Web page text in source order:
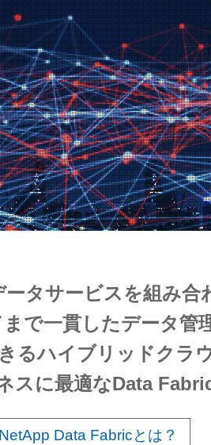
タサービスを組み合
で一貫したデータ管
るハイブリッドクラ
スに最適なData
NetApp Data Fabricとは？